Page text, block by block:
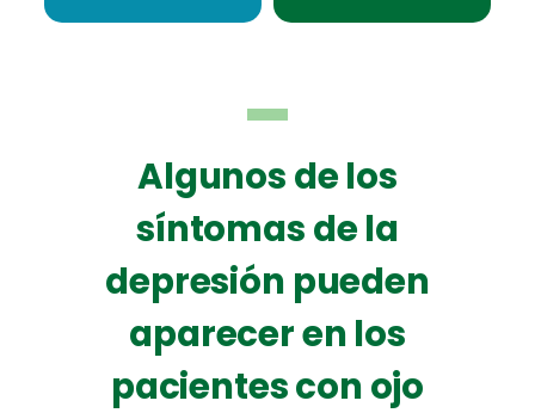
Algunos de los
síntomas de la
depresión pueden
aparecer en los
pacientes con ojo